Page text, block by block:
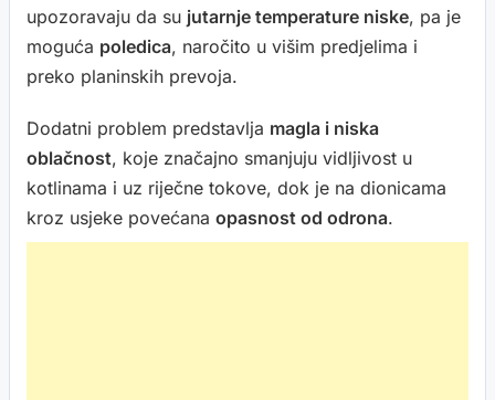
upozoravaju da su jutarnje temperature niske, pa je
moguća poledica, naročito u višim predjelima i
preko planinskih prevoja.
Dodatni problem predstavlja magla i niska
oblačnost, koje značajno smanjuju vidljivost u
kotlinama i uz riječne tokove, dok je na dionicama
kroz usjeke povećana opasnost od odrona.